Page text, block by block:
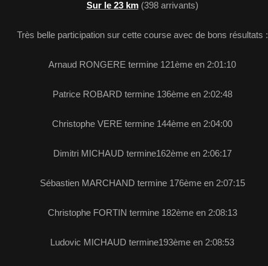
Sur le 23 km(398 arrivants)
Très belle participation sur cette course avec de bons résultats :
Arnaud RONGERE termine 121ème en 2:01:10
Patrice ROBARD termine 136ème en 2:02:48
Christophe VERE termine 144ème en 2:04:00
Dimitri MICHAUD termine162ème en 2:06:17
Sébastien MARCHAND termine 176ème en 2:07:15
Christophe FORTIN termine 182ème en 2:08:13
Ludovic MICHAUD termine193ème en 2:08:53